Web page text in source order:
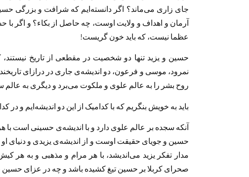
جاى زارى مى‌ماند؟ اگر دانسته‌ایم که شرافت و بزرگی
آرمان و اهداف و ولایت اوست، چه حاصل از بكاء؟ و اگر با
عظما نيست، كه باید خون گریست!
حسین و یزید تنها دو شخصیت در مقطعی از تاریخ نیستند،
نمرود، موسی و فرعون، دو اندیشه‌ی جارى در درازاى
روح بشر را به عالم علوی و ملکوت می‌برد و دیگری به عالم
باید به خویش بنگریم که با کدامیک از این دو اندیشه‌ایم و
آنکه سجده بر عالم علوی دارد و با اندیشه‌ی حسینی است با
حسین و جویای حقیقت اوست و از اندیشه‌ی یزیدی و دنیای او
مدار تفکر یزید می‌اندیشد، با هر مرام و مذهبی و به هر
صحرای کربلا بر حسین تیغ کشیده باشد و چه در عزای